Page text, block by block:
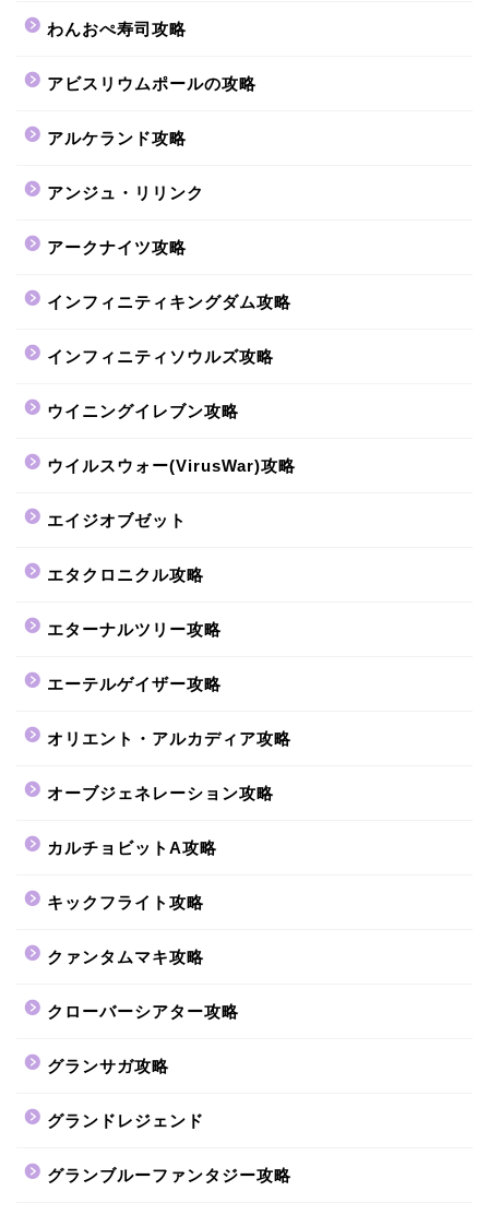
わんおぺ寿司攻略
アビスリウムポールの攻略
アルケランド攻略
アンジュ・リリンク
アークナイツ攻略
インフィニティキングダム攻略
インフィニティソウルズ攻略
ウイニングイレブン攻略
ウイルスウォー(VirusWar)攻略
エイジオブゼット
エタクロニクル攻略
エターナルツリー攻略
エーテルゲイザー攻略
オリエント・アルカディア攻略
オーブジェネレーション攻略
カルチョビットA攻略
キックフライト攻略
クァンタムマキ攻略
クローバーシアター攻略
グランサガ攻略
グランドレジェンド
グランブルーファンタジー攻略